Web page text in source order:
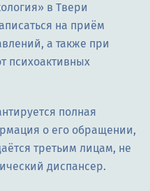
в Твери
на приём
а также при
психоактивных
полная
о его обращении,
третьим лицам, не
диспансер.